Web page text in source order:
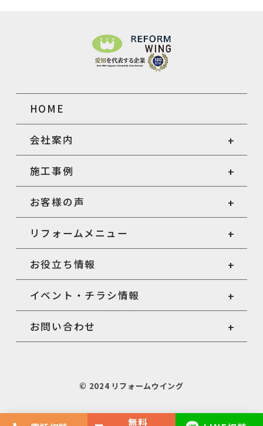
無料
HOME
会社案内
施工事例
お客様の声
リフォームメニュー
お役立ち情報
イベント・チラシ情報
お問い合わせ
© 2024 リフォームウイング